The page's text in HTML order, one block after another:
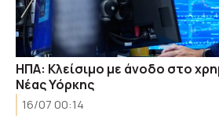
ΗΠΑ: Κλείσιμο με άνοδο στο
Νέας Υόρκης
16/07 00:14